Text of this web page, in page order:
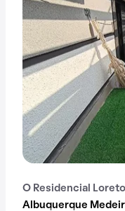
O Residencial
Albuquerque